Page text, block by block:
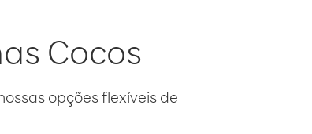
Cocos
opções flexíveis de